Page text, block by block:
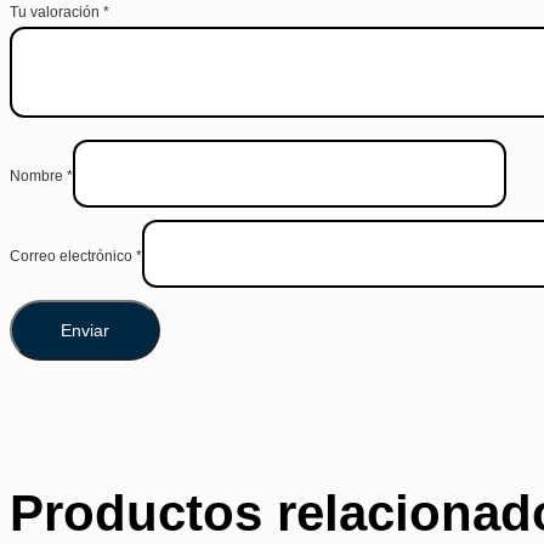
Tu valoración *
Nombre *
Correo electrónico *
Productos